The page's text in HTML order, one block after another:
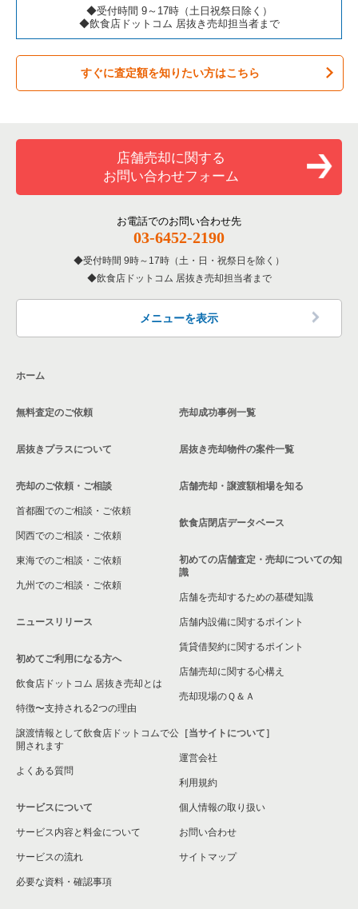
カラオケ・パブ・スナックの居抜き売却物件の案件一覧
バーの居抜き売却物件の案件一覧
居酒屋・ダイニングバーの居抜き売却物件の案件一覧
洋食の居抜き売却物件の案件一覧
その他の居抜き売却物件の案件一覧
板橋区の飲食店の居抜き売却物件の案件一覧
台東区の飲食店の居抜き売却物件の案件一覧
練馬区の飲食店の居抜き売却物件の案件一覧
北区の飲食店の居抜き売却物件の案件一覧
江戸川区の飲食店の居抜き売却物件の案件一覧
墨田区の飲食店の居抜き売却物件の案件一覧
品川区の飲食店の居抜き売却物件の案件一覧
中野区の飲食店の居抜き売却物件の案件一覧
東京23区のカフェの居抜き売却物件の案件一覧
東京23区のテイクアウトの居抜き売却物件の案件一覧
東京23区のお弁当・惣菜・デリの居抜き売却物件の案件一覧
東京23区のバーの居抜き売却物件の案件一覧
東京23区の居酒屋・ダイニングバーの居抜き売却物件の案件一
東京23区の専門料理の居抜き売却物件の案件一覧
東京23区の和食の居抜き売却物件の案件一覧
東京23区の洋食の居抜き売却物件の案件一覧
御徒町駅の専門料理の居抜き売却物件の案件一覧
御徒町駅の洋食の居抜き売却物件の案件一覧
◆受付時間 9～17時（土日祝祭日除く）
◆飲食店ドットコム 居抜き売却担当者まで
すぐに査定額を知りたい方はこちら
店舗売却に関する
お問い合わせフォーム
お電話でのお問い合わせ先
03-6452-2190
受付時間 9時～17時（土・日・祝祭日を除く）
飲食店ドットコム 居抜き売却担当者まで
メニューを表示
ホーム
無料査定のご依頼
居抜きプラスについて
売却のご依頼・ご相談
首都圏でのご相談・ご依頼
関西でのご相談・ご依頼
東海でのご相談・ご依頼
九州でのご相談・ご依頼
ニュースリリース
初めてご利用になる方へ
飲食店ドットコム 居抜き売却とは
特徴〜支持される2つの理由
譲渡情報として飲食店ドットコムで公
開されます
よくある質問
サービスについて
サービス内容と料金について
サービスの流れ
必要な資料・確認事項
売却成功事例一覧
居抜き売却物件の案件一覧
店舗売却・譲渡額相場を知る
飲食店閉店データベース
初めての店舗査定・売却についての知
識
店舗を売却するための基礎知識
店舗内設備に関するポイント
賃貸借契約に関するポイント
店舗売却に関する心構え
売却現場のＱ＆Ａ
［当サイトについて］
運営会社
利用規約
個人情報の取り扱い
お問い合わせ
サイトマップ